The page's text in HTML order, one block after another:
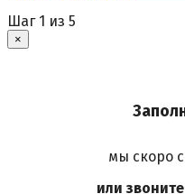
Шаг 1 из 5
×
мы скоро
или звоните